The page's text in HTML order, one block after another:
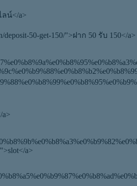
ลน์</a>
deposit-50-get-150/">ฝาก 50 รับ 150</a>
a>
a>